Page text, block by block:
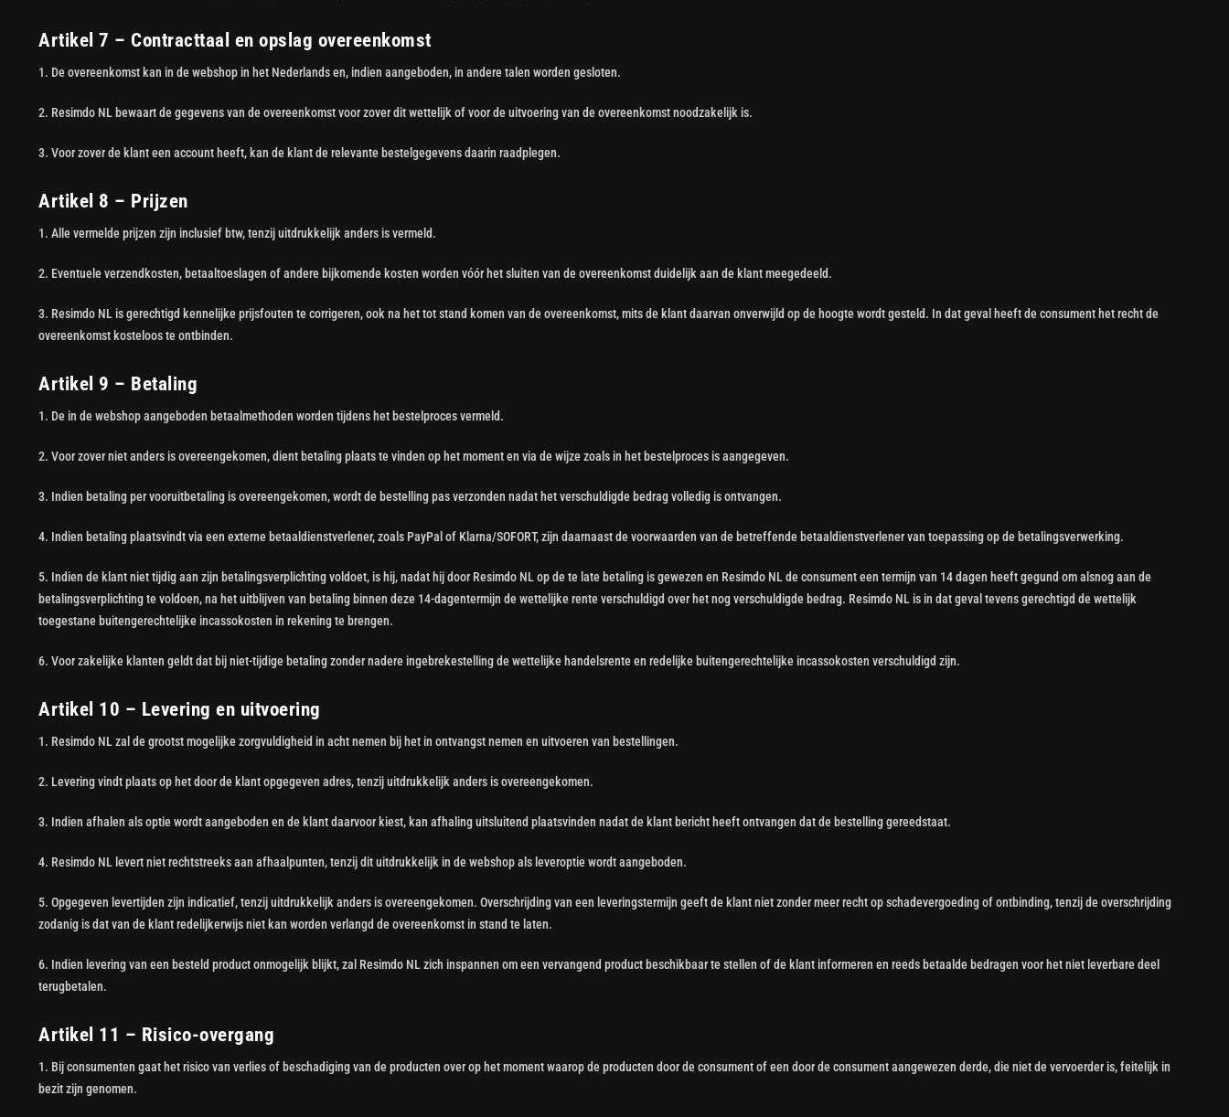
Artikel 7 – Contracttaal en opslag overeenkomst
1. De overeenkomst kan in de webshop in het Nederlands en, indien aangeboden, in andere talen worden gesloten.
2. Resimdo NL bewaart de gegevens van de overeenkomst voor zover dit wettelijk of voor de uitvoering van de overeenkomst noodzakelijk is.
3. Voor zover de klant een account heeft, kan de klant de relevante bestelgegevens daarin raadplegen.
Artikel 8 – Prijzen
1. Alle vermelde prijzen zijn inclusief btw, tenzij uitdrukkelijk anders is vermeld.
2. Eventuele verzendkosten, betaaltoeslagen of andere bijkomende kosten worden vóór het sluiten van de overeenkomst duidelijk aan de klant meegedeeld.
3. Resimdo NL is gerechtigd kennelijke prijsfouten te corrigeren, ook na het tot stand komen van de overeenkomst, mits de klant daarvan onverwijld op de hoogte wordt gesteld. In dat geval heeft de consument het recht de
overeenkomst kosteloos te ontbinden.
Artikel 9 – Betaling
1. De in de webshop aangeboden betaalmethoden worden tijdens het bestelproces vermeld.
2. Voor zover niet anders is overeengekomen, dient betaling plaats te vinden op het moment en via de wijze zoals in het bestelproces is aangegeven.
3. Indien betaling per vooruitbetaling is overeengekomen, wordt de bestelling pas verzonden nadat het verschuldigde bedrag volledig is ontvangen.
4. Indien betaling plaatsvindt via een externe betaaldienstverlener, zoals PayPal of Klarna/SOFORT, zijn daarnaast de voorwaarden van de betreffende betaaldienstverlener van toepassing op de betalingsverwerking.
5. Indien de klant niet tijdig aan zijn betalingsverplichting voldoet, is hij, nadat hij door Resimdo NL op de te late betaling is gewezen en Resimdo NL de consument een termijn van 14 dagen heeft gegund om alsnog aan de
betalingsverplichting te voldoen, na het uitblijven van betaling binnen deze 14-dagentermijn de wettelijke rente verschuldigd over het nog verschuldigde bedrag. Resimdo NL is in dat geval tevens gerechtigd de wettelijk
toegestane buitengerechtelijke incassokosten in rekening te brengen.
6. Voor zakelijke klanten geldt dat bij niet-tijdige betaling zonder nadere ingebrekestelling de wettelijke handelsrente en redelijke buitengerechtelijke incassokosten verschuldigd zijn.
Artikel 10 – Levering en uitvoering
1. Resimdo NL zal de grootst mogelijke zorgvuldigheid in acht nemen bij het in ontvangst nemen en uitvoeren van bestellingen.
2. Levering vindt plaats op het door de klant opgegeven adres, tenzij uitdrukkelijk anders is overeengekomen.
3. Indien afhalen als optie wordt aangeboden en de klant daarvoor kiest, kan afhaling uitsluitend plaatsvinden nadat de klant bericht heeft ontvangen dat de bestelling gereedstaat.
4. Resimdo NL levert niet rechtstreeks aan afhaalpunten, tenzij dit uitdrukkelijk in de webshop als leveroptie wordt aangeboden.
5. Opgegeven levertijden zijn indicatief, tenzij uitdrukkelijk anders is overeengekomen. Overschrijding van een leveringstermijn geeft de klant niet zonder meer recht op schadevergoeding of ontbinding, tenzij de overschrijding
zodanig is dat van de klant redelijkerwijs niet kan worden verlangd de overeenkomst in stand te laten.
6. Indien levering van een besteld product onmogelijk blijkt, zal Resimdo NL zich inspannen om een vervangend product beschikbaar te stellen of de klant informeren en reeds betaalde bedragen voor het niet leverbare deel
terugbetalen.
Artikel 11 – Risico-overgang
1. Bij consumenten gaat het risico van verlies of beschadiging van de producten over op het moment waarop de producten door de consument of een door de consument aangewezen derde, die niet de vervoerder is, feitelijk in
bezit zijn genomen.